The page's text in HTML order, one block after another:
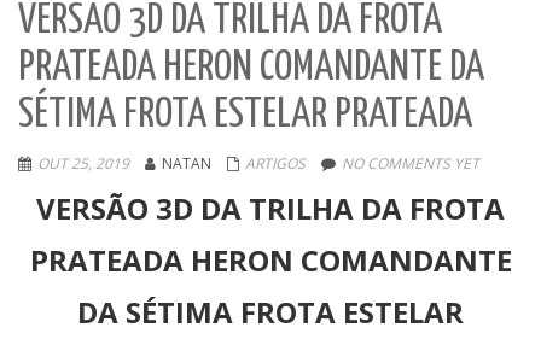
VERSÃO 3D DA TRILHA DA FROTA
PRATEADA HERON COMANDANTE DA
SÉTIMA FROTA ESTELAR PRATEADA
OUT 25, 2019 NATAN ARTIGOS NO COMMENTS YET
VERSÃO 3D DA TRILHA DA FROTA
PRATEADA HERON COMANDANTE
DA SÉTIMA FROTA ESTELAR